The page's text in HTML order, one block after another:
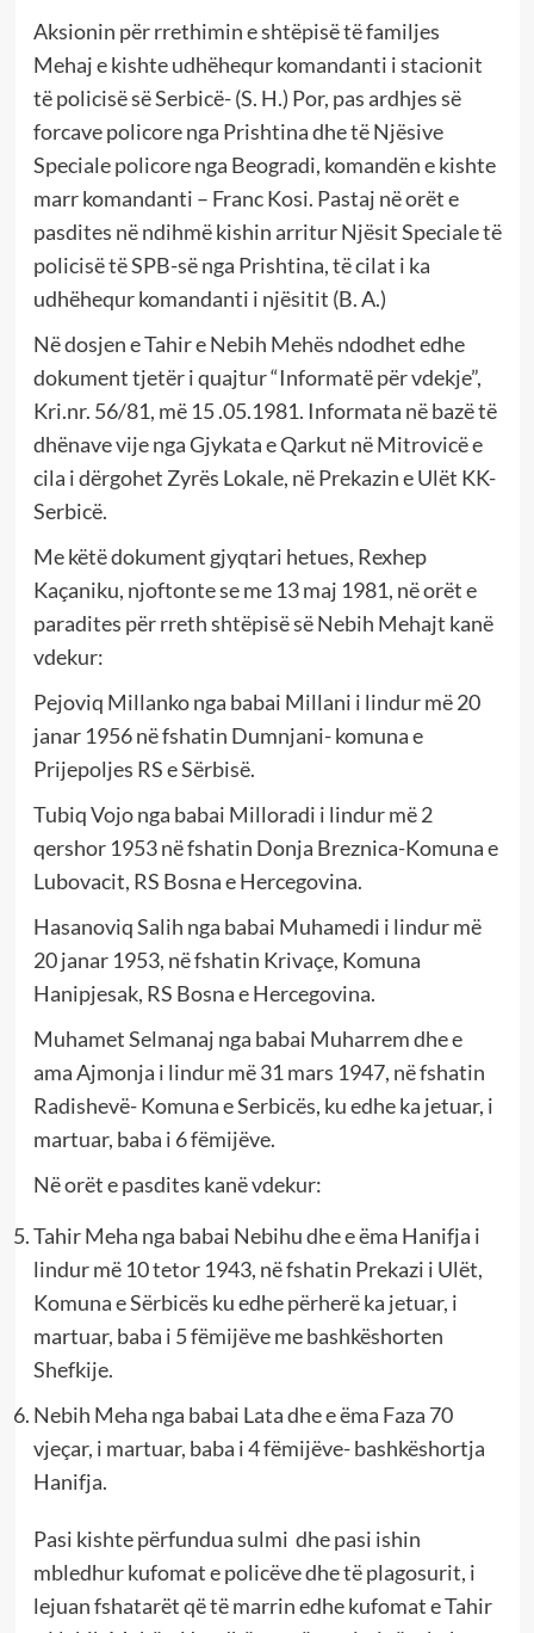
Aksionin për rrethimin e shtëpisë të familjes
Mehaj e kishte udhëhequr komandanti i stacionit
të policisë së Serbicë- (S. H.) Por, pas ardhjes së
forcave policore nga Prishtina dhe të Njësive
Speciale policore nga Beogradi, komandën e kishte
marr komandanti – Franc Kosi. Pastaj në orët e
pasdites në ndihmë kishin arritur Njësit Speciale të
policisë të SPB-së nga Prishtina, të cilat i ka
udhëhequr komandanti i njësitit (B. A.)
Në dosjen e Tahir e Nebih Mehës ndodhet edhe
dokument tjetër i quajtur “Informatë për vdekje”,
Kri.nr. 56/81, më 15 .05.1981. Informata në bazë të
dhënave vije nga Gjykata e Qarkut në Mitrovicë e
cila i dërgohet Zyrës Lokale, në Prekazin e Ulët KK-
Serbicë.
Me këtë dokument gjyqtari hetues, Rexhep
Kaçaniku, njoftonte se me 13 maj 1981, në orët e
paradites për rreth shtëpisë së Nebih Mehajt kanë
vdekur:
Pejoviq Millanko nga babai Millani i lindur më 20
janar 1956 në fshatin Dumnjani- komuna e
Prijepoljes RS e Sërbisë.
Tubiq Vojo nga babai Milloradi i lindur më 2
qershor 1953 në fshatin Donja Breznica-Komuna e
Lubovacit, RS Bosna e Hercegovina.
Hasanoviq Salih nga babai Muhamedi i lindur më
20 janar 1953, në fshatin Krivaçe, Komuna
Hanipjesak, RS Bosna e Hercegovina.
Muhamet Selmanaj nga babai Muharrem dhe e
ama Ajmonja i lindur më 31 mars 1947, në fshatin
Radishevë- Komuna e Serbicës, ku edhe ka jetuar, i
martuar, baba i 6 fëmijëve.
Në orët e pasdites kanë vdekur:
Tahir Meha nga babai Nebihu dhe e ëma Hanifja i
lindur më 10 tetor 1943, në fshatin Prekazi i Ulët,
Komuna e Sërbicës ku edhe përherë ka jetuar, i
martuar, baba i 5 fëmijëve me bashkëshorten
Shefkije.
Nebih Meha nga babai Lata dhe e ëma Faza 70
vjeçar, i martuar, baba i 4 fëmijëve- bashkëshortja
Hanifja.
Pasi kishte përfundua sulmi dhe pasi ishin
mbledhur kufomat e policëve dhe të plagosurit, i
lejuan fshatarët që të marrin edhe kufomat e Tahir